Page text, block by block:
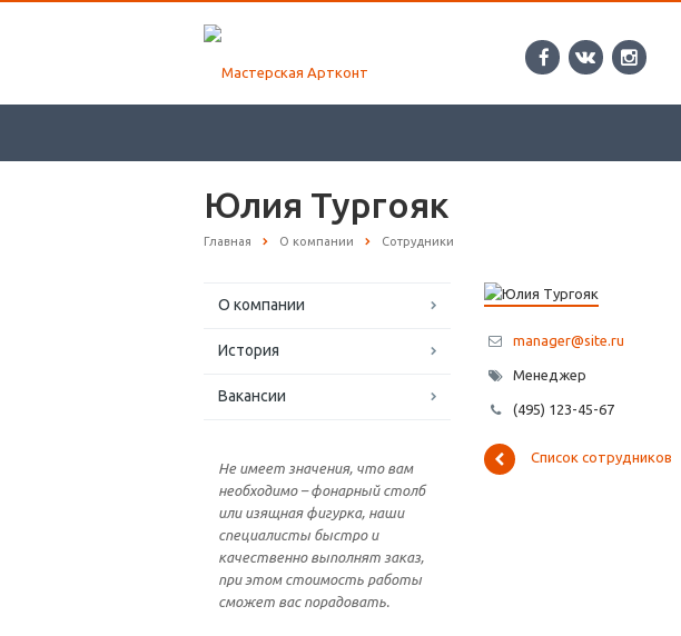
Юлия Тургояк
Главная О компании Сотрудники
О компании
История
Вакансии
Не имеет значения, что вам
необходимо – фонарный столб
или изящная фигурка, наши
специалисты быстро и
качественно выполнят заказ,
при этом стоимость работы
сможет вас порадовать.
manager@site.ru
Менеджер
(495) 123-45-67
Список сотрудников